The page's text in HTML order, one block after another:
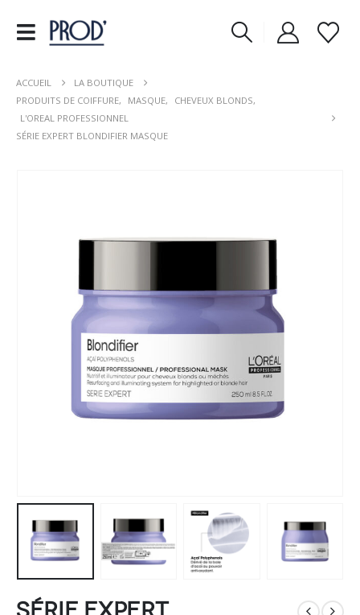
ACCUEIL
LA BOUTIQUE
PRODUITS DE COIFFURE, MASQUE, CHEVEUX BLONDS,
L'OREAL PROFESSIONNEL
SÉRIE EXPERT BLONDIFIER MASQUE